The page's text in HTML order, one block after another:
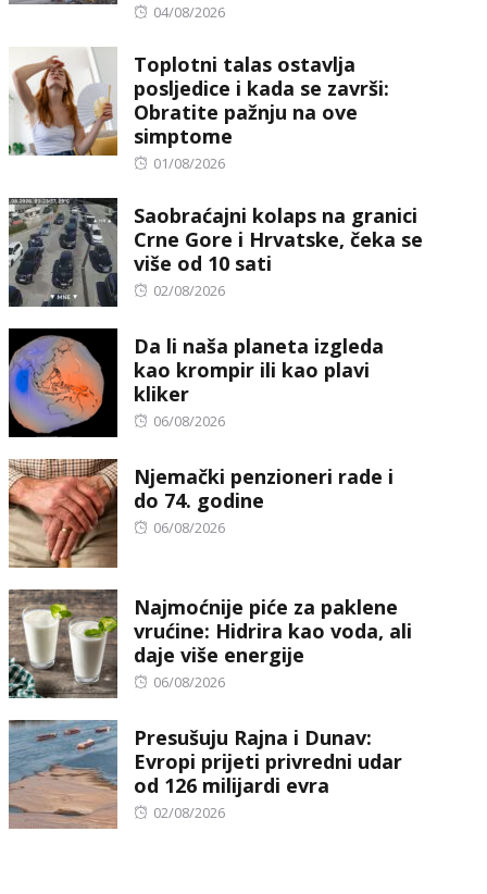
Posted
04/08/2026
Toplotni talas ostavlja
posljedice i kada se završi:
Obratite pažnju na ove
simptome
Posted
01/08/2026
Saobraćajni kolaps na granici
Crne Gore i Hrvatske, čeka se
više od 10 sati
Posted
02/08/2026
Da li naša planeta izgleda
kao krompir ili kao plavi
kliker
Posted
06/08/2026
Njemački penzioneri rade i
do 74. godine
Posted
06/08/2026
Najmoćnije piće za paklene
vrućine: Hidrira kao voda, ali
daje više energije
Posted
06/08/2026
Presušuju Rajna i Dunav:
Evropi prijeti privredni udar
od 126 milijardi evra
Posted
02/08/2026